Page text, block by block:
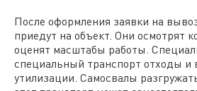
После оформления заявки на
приедут на объект. Они осмотрят
оценят масштабы работы.
специальный транспорт отходы и
утилизации. Самосвалы